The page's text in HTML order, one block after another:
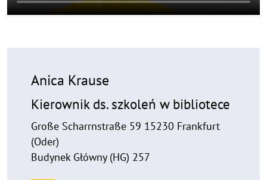
Anica Krause
Kierownik ds. szkoleń w bibliotece
Große Scharrnstraße 59 15230 Frankfurt
(Oder)
Budynek Główny (HG) 257